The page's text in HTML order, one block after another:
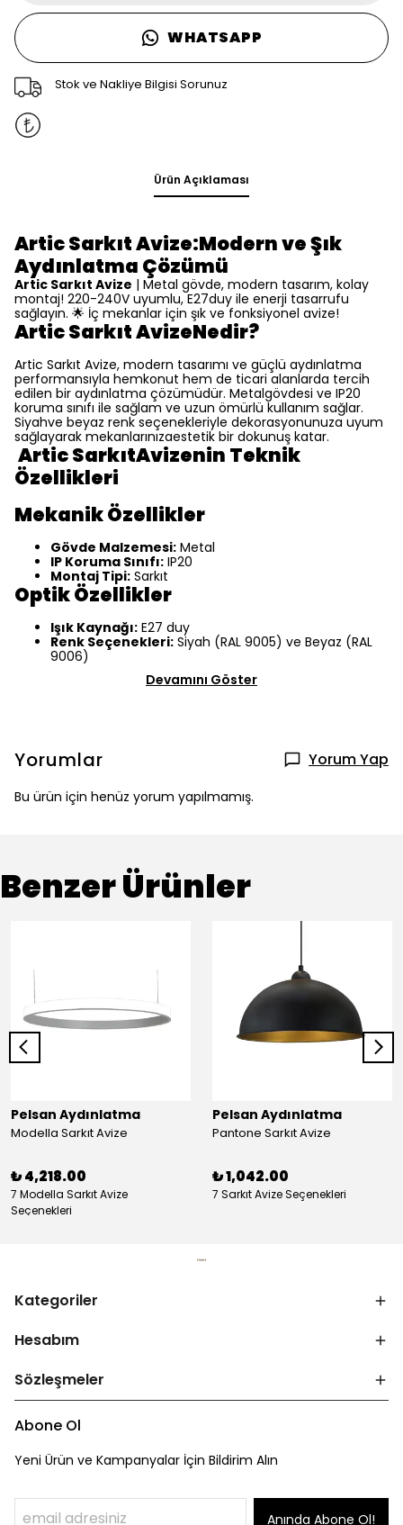
WHATSAPP
Stok ve Nakliye Bilgisi Sorunuz
Ürün Açıklaması
Artic Sarkıt Avize:Modern ve Şık
Aydınlatma Çözümü
Artic Sarkıt Avize | Metal gövde, modern tasarım, kolay
montaj! 220-240V uyumlu, E27duy ile enerji tasarrufu
sağlayın. 🌟 İç mekanlar için şık ve fonksiyonel avize!
Artic Sarkıt AvizeNedir?
Artic Sarkıt Avize, modern tasarımı ve güçlü aydınlatma
performansıyla hemkonut hem de ticari alanlarda tercih
edilen bir aydınlatma çözümüdür. Metalgövdesi ve IP20
koruma sınıfı ile sağlam ve uzun ömürlü kullanım sağlar.
Siyahve beyaz renk seçenekleriyle dekorasyonunuza uyum
sağlayarak mekanlarınızaestetik bir dokunuş katar.
Artic SarkıtAvizenin Teknik
Özellikleri
Mekanik Özellikler
Gövde Malzemesi: Metal
IP Koruma Sınıfı: IP20
Montaj Tipi: Sarkıt
Optik Özellikler
Işık Kaynağı: E27 duy
Renk Seçenekleri: Siyah (RAL 9005) ve Beyaz (RAL
9006)
Devamını Göster
Yorumlar Yorum Yap
Bu ürün için henüz yorum yapılmamış.
Benzer Ürünler
Pelsan Aydınlatma
Modella Sarkıt Avize
₺ 4,218.00
7 Modella Sarkıt Avize
Seçenekleri
Pelsan Aydınlatma
Pantone Sarkıt Avize
₺ 1,042.00
7 Sarkıt Avize Seçenekleri
Kategoriler
Hesabım
Sözleşmeler
Abone Ol
Yeni Ürün ve Kampanyalar İçin Bildirim Alın
Anında Abone Ol!